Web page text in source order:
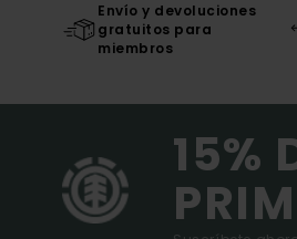
Envío y devoluciones
gratuitos para
miembros
15%